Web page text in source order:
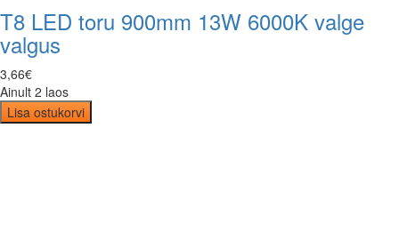
T8 LED toru 900mm 13W 6000K valge
valgus
3,66€
Ainult 2 laos
Lisa ostukorvi